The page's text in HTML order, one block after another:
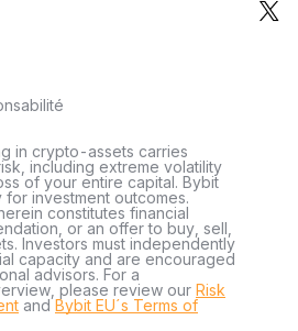
in crypto-assets carries
including extreme volatility
of your entire capital. Bybit
for investment outcomes.
constitutes financial
or an offer to buy, sell,
Investors must independently
capacity and are encouraged
advisors. For a
please review our Risk
andBybit EU´s Terms of